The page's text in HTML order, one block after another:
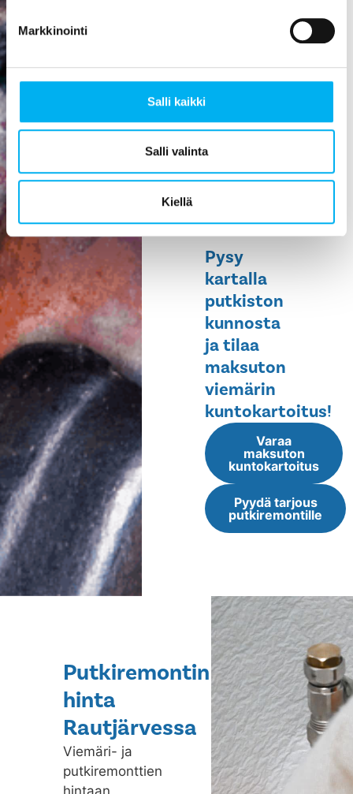
Markkinointi
Salli kaikki
Salli valinta
Kiellä
parantaa
viihtyisyyttä,
ehkäisee
vesivahinkoja,
helpottaa
pidentää
elinikää.
Pysy
kartalla
putkiston
kunnosta
ja tilaa
maksuton
viemärin
kuntokartoitus!
Varaa
maksuton
kuntokartoitus
Pyydä tarjous
putkiremontille
Putkiremontin
hinta
Rautjärvessa
Viemäri- ja
putkiremonttien